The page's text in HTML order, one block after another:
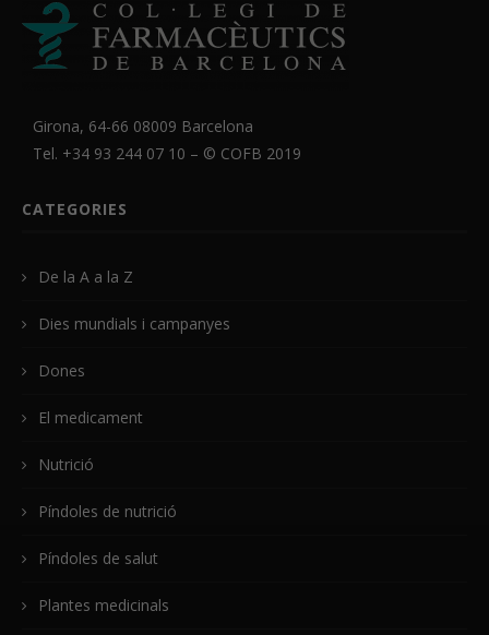
Girona, 64-66 08009 Barcelona
Tel. +34 93 244 07 10 – © COFB 2019
CATEGORIES
De la A a la Z
Dies mundials i campanyes
Dones
El medicament
Nutrició
Píndoles de nutrició
Píndoles de salut
Plantes medicinals